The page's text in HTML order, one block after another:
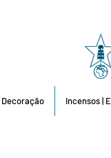
Decoração Incensos |